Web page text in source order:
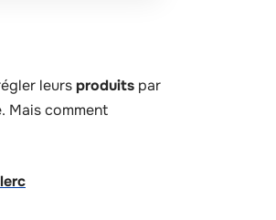
leursproduits par
Mais comment